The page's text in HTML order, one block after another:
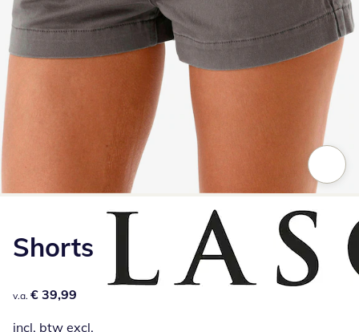
Shorts
€ 39,99
v.a. € 39,99
incl. btw excl.